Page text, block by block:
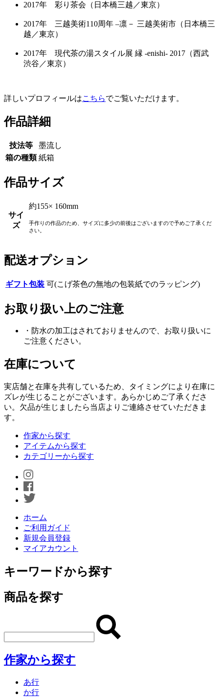
2017年 彩り茶会（日本橋三越／東京）
2017年 三越美術110周年 –凛－ 三越美術市（日本橋三
越／東京）
2017年 現代茶の湯スタイル展 縁 -enishi- 2017（西武
渋谷／東京）
詳しいプロフィールはこちらでご覧いただけます。
作品詳細
技法等
墨流し
箱の種類 紙箱
作品サイズ
サイ
ズ
約155× 160mm
手作りの作品のため、サイズに多少の前後はございますので予めご了承くだ
さい。
配送オプション
ギフト包装 可(こげ茶色の無地の包装紙でのラッピング)
お取り扱い上のご注意
・防水の加工はされておりませんので、お取り扱いに
ご注意ください。
在庫について
実店舗と在庫を共有しているため、タイミングにより在庫に
ズレが生じることがございます。あらかじめご了承くださ
い。欠品が生じましたら当店よりご連絡させていただきま
す。
作家から探す
アイテムから探す
カテゴリーから探す
ホーム
ご利用ガイド
新規会員登録
マイアカウント
キーワードから探す
商品を探す
作家から探す
あ行
か行